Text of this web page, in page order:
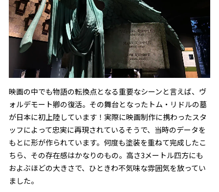
映画の中でも物語の転換点となる重要なシーンと言えば、ヴ
ォルデモート卿の復活。その舞台となったトム・リドルの墓
が日本に初上陸しています！実際に映画制作に携わったスタ
ッフによって忠実に再現されているそうで、当時のデータを
もとに形が作られています。何度も塗装を重ねて完成したこ
ちら、その存在感はかなりのもの。高さ3メートル四方にも
およぶほどの大きさで、ひときわ不気味な雰囲気を放ってい
ました。